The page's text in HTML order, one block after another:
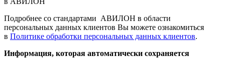
Подробнее со стандартами АВИЛОН в области
персональных данных клиентов Вы можете ознакомиться
в Политике обработки персональных данных клиентов.
Информация, которая автоматически сохраняется